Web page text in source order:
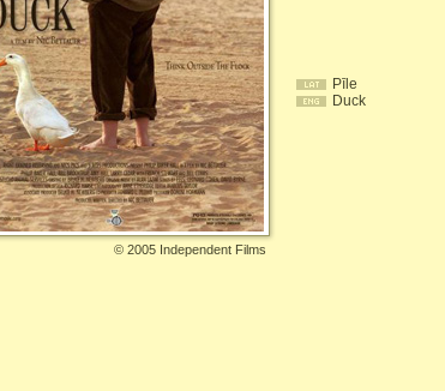
Pīle
Duck
© 2005 Independent Films